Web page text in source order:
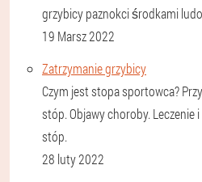
grzybicy paznokci środkami
19 Marsz 2022
Zatrzymanie grzybicy
Czym jest stopa sportowca?
stóp. Objawy choroby. Leczenie
stóp.
28 luty 2022